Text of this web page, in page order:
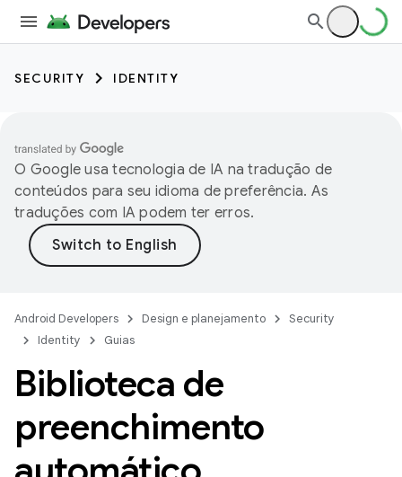
SECURITY IDENTITY
O Google usa tecnologia de IA na tradução de
conteúdos para seu idioma de preferência. As
traduções com IA podem ter erros.
Android Developers Design e planejamento
Security
Identity
Guias
Biblioteca de
preenchimento